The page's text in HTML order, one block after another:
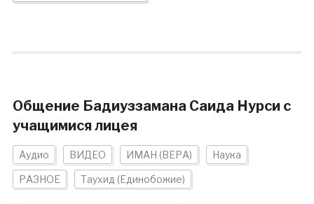
Общение Бадиуззамана Саида Нурси с
учащимися лицея
Аудио ВИДЕО ИМАН (ВЕРА) Наука
РАЗНОЕ Таухид (Единобожие)